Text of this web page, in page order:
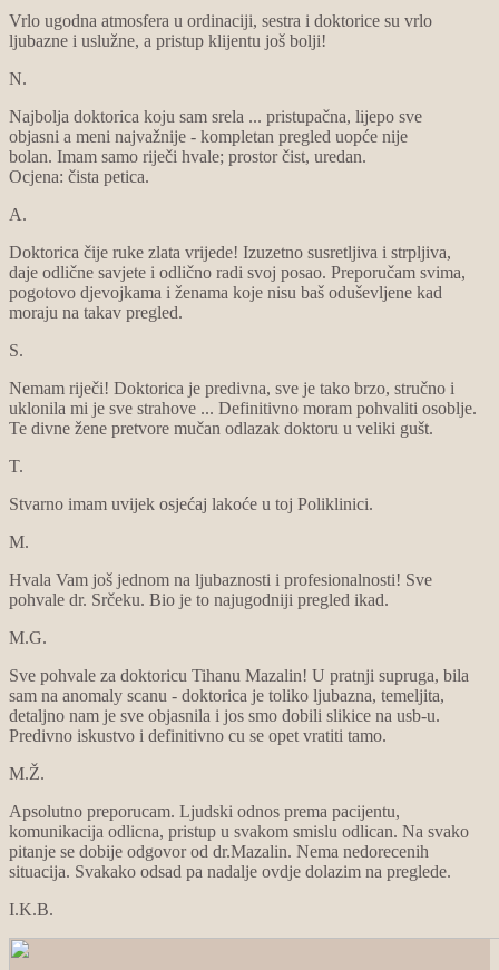
Vrlo ugodna atmosfera u ordinaciji, sestra i doktorice su vrlo
ljubazne i uslužne, a pristup klijentu još bolji!
N.
Najbolja doktorica koju sam srela ... pristupačna, lijepo sve
objasni a meni najvažnije - kompletan pregled uopće nije
bolan. Imam samo riječi hvale; prostor čist, uredan.
Ocjena: čista petica.
A.
Doktorica čije ruke zlata vrijede! Izuzetno susretljiva i strpljiva,
daje odlične savjete i odlično radi svoj posao. Preporučam svima,
pogotovo djevojkama i ženama koje nisu baš oduševljene kad
moraju na takav pregled.
S.
Nemam riječi! Doktorica je predivna, sve je tako brzo, stručno i
uklonila mi je sve strahove ... Definitivno moram pohvaliti osoblje.
Te divne žene pretvore mučan odlazak doktoru u veliki gušt.
T.
Stvarno imam uvijek osjećaj lakoće u toj Poliklinici.
M.
Hvala Vam još jednom na ljubaznosti i profesionalnosti! Sve
pohvale dr. Srčeku. Bio je to najugodniji pregled ikad.
M.G.
Sve pohvale za doktoricu Tihanu Mazalin! U pratnji supruga, bila
sam na anomaly scanu - doktorica je toliko ljubazna, temeljita,
detaljno nam je sve objasnila i jos smo dobili slikice na usb-u.
Predivno iskustvo i definitivno cu se opet vratiti tamo.
M.Ž.
Apsolutno preporucam. Ljudski odnos prema pacijentu,
komunikacija odlicna, pristup u svakom smislu odlican. Na svako
pitanje se dobije odgovor od dr.Mazalin. Nema nedorecenih
situacija. Svakako odsad pa nadalje ovdje dolazim na preglede.
I.K.B.